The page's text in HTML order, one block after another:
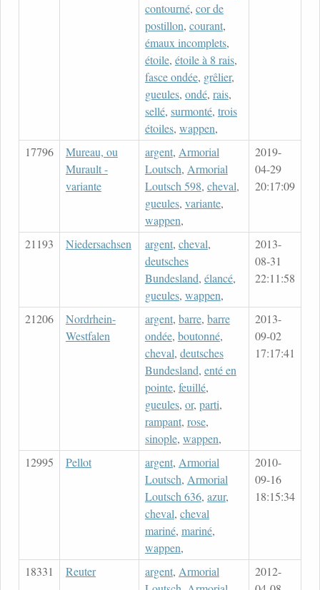
contourné, cor de
postillon, courant,
émaux incomplets,
étoile, étoile à 8 rais,
fasce ondée, grêlier,
gueules, ondé, rais,
sellé, surmonté, trois
étoiles, wappen,
17796
Mureau, ou
Murault -
variante
argent, Armorial
Loutsch, Armorial
Loutsch 598, cheval,
gueules, variante,
wappen,
2019-
04-29
20:17:09
21193 Niedersachsen argent, cheval,
deutsches
Bundesland, élancé,
gueules, wappen,
2013-
08-31
22:11:58
21206
Nordrhein-
Westfalen
argent, barre, barre
ondée, boutonné,
cheval, deutsches
Bundesland, enté en
pointe, feuillé,
gueules, or, parti,
rampant, rose,
sinople, wappen,
2013-
09-02
17:17:41
12995 Pellot argent, Armorial
Loutsch, Armorial
Loutsch 636, azur,
cheval, cheval
mariné, mariné,
wappen,
2010-
09-16
18:15:34
18331 Reuter argent, Armorial
2012-